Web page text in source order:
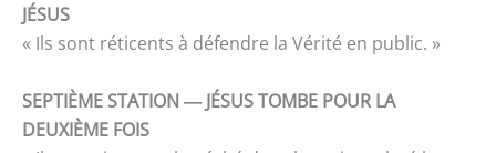
JÉSUS
« Ils sont réticents à défendre la Vérité en public. »
SEPTIÈME STATION ― JÉSUS TOMBE POUR LA
DEUXIÈME FOIS